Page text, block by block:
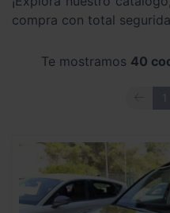
compra con total
Te mostramos 40